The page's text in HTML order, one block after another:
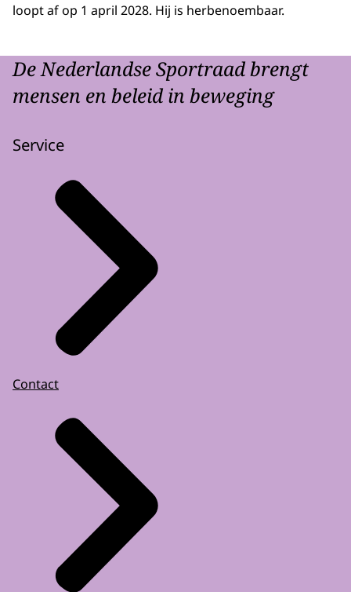
loopt af op 1 april 2028. Hij is herbenoembaar.
De Nederlandse Sportraad brengt
mensen en beleid in beweging
Service
Contact